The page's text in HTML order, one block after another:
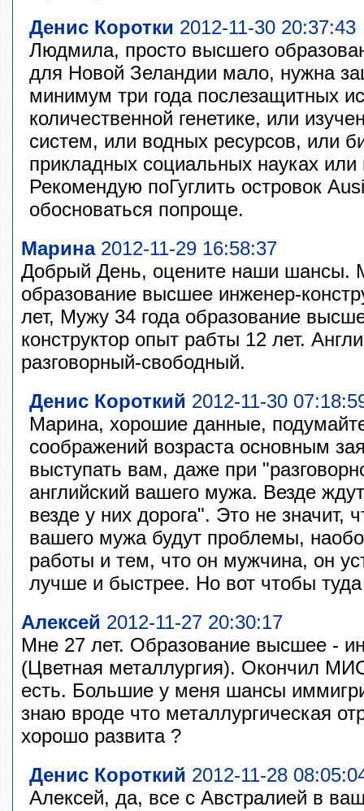
Денис Коротки 2012-11-30 20:37:43
Людмила, просто высшего
для Новой Зеландии мало, нужна
минимум три года послезащитных
количественной генетике, или
систем, или водных ресурсов, или
прикладных социальных науках
Рекомендую поГуглить островок
обосноваться попроще.
Марина2012-11-29 16:58:37
Добрый День, оцените наши шансы.
образование высшее инженер-
лет, Мужу 34 года образование
конструктор опыт рабты 12 лет.
разговорный-свободный.
Денис Короткий 2012-11-30
Марина, хорошие данные,
соображений возраста основным
выступать вам, даже при
английский вашего мужа. Везде
везде у них дорога". Это не значит,
вашего мужа будут проблемы,
работы и тем, что он мужчина, он
лучше и быстрее. Но вот чтобы
Алексей 2012-11-27 20:30:17
Мне 27 лет. Образование высшее -
(Цветная металлургия). Окончил
есть. Большие у меня шансы
знаю вроде что металлургическая
хорошо развита ?
Денис Короткий 2012-11-28
Алексей, да, все с Австралией в